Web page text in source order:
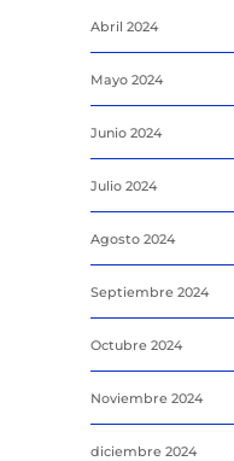
Abril 2024
Mayo 2024
Junio 2024
Julio 2024
Agosto 2024
Septiembre 2024
Octubre 2024
Noviembre 2024
diciembre 2024